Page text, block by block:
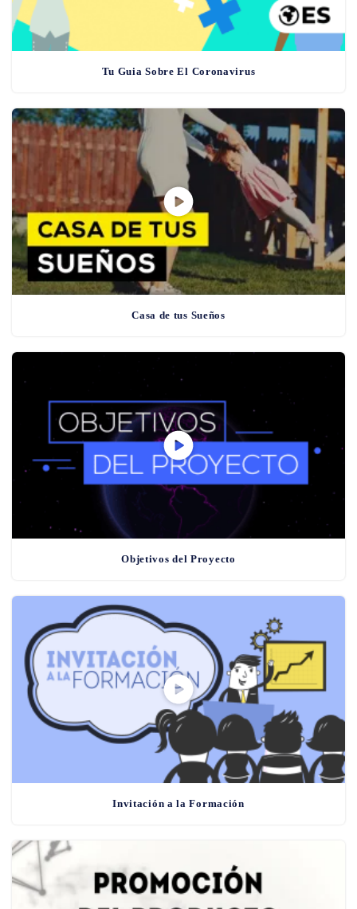
Tu Guia Sobre El Coronavirus
Casa de tus Sueños
Objetivos del Proyecto
Invitación a la Formación